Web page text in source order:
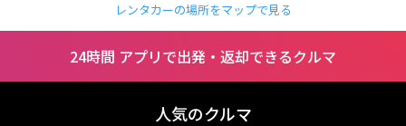
レンタカーの場所をマップで見る
24時間 アプリで出発・返却できるクルマ
人気のクルマ